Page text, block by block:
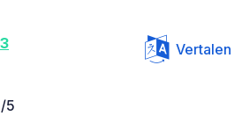
Vertalen
5